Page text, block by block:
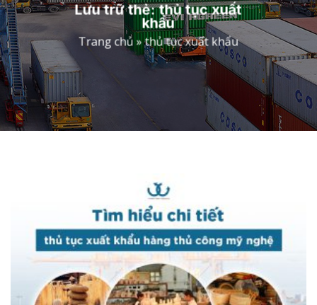
Lưu trữ thẻ:thủ tục xuất
khẩu
Trang chủ »thủ tục xuất khẩu